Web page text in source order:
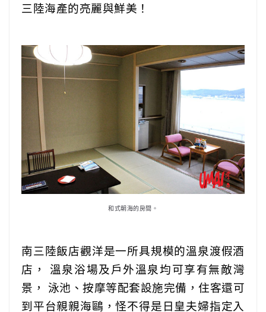
三陸海產的亮麗與鮮美！
和式朝海的房間。
南三陸飯店觀洋是一所具規模的溫泉渡假酒
店， 溫泉浴場及戶外溫泉均可享有無敵灣
景， 泳池、按摩等配套設施完備，住客還可
到平台親親海鷗，怪不得是日皇夫婦指定入